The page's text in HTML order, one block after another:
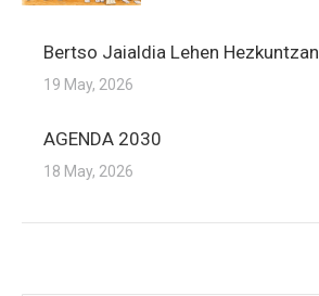
Bertso Jaialdia Lehen Hezkuntzan
19 May, 2026
AGENDA 2030
18 May, 2026